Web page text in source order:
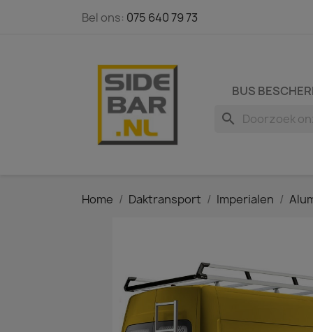
Bel ons: 075 640 79 73
BUS
search
Home Daktransport Imperialen